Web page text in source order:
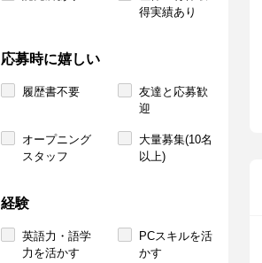
得実績あり
応募時に嬉しい
履歴書不要
友達と応募歓
迎
オープニング
スタッフ
大量募集(10名
以上)
経験
英語力・語学
力を活かす
PCスキルを活
かす